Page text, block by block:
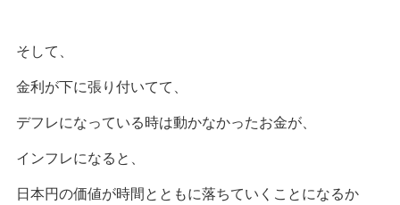
そして、
金利が下に張り付いてて、
デフレになっている時は動かなかったお金が、
インフレになると、
日本円の価値が時間とともに落ちていくことになるか